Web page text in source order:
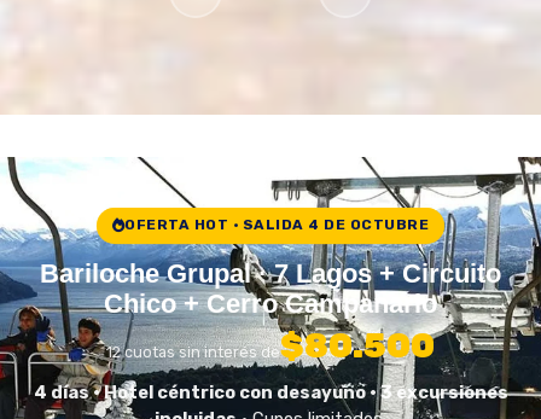
OFERTA HOT · SALIDA 4 DE OCTUBRE
Bariloche Grupal · 7 Lagos + Circuito
Chico + Cerro Campanario
12 cuotas sin interés de$80.500
4 días · Hotel céntrico con desayuno · 3 excursiones